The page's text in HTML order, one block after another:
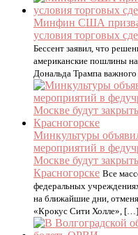
Минфин США
условия торговых
Бессент заявил, что
американские пошлины
Дональда Трампа
Минкультуры
мероприятий в
Москве будут
Красногорске Все
федеральных
на ближайшие дни,
«Крокус Сити Холле», […]